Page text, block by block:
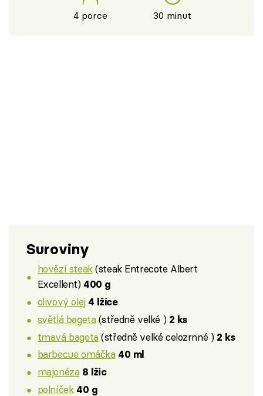
4 porce 30 minut
Suroviny
hovězí steak(steak Entrecote Albert
Excellent) 400 g
olivový olej 4 lžíce
světlá bageta(středně velké ) 2 ks
tmavá bageta(středně velké celozrnné ) 2 ks
barbecue omáčka 40 ml
majonéza 8 lžic
polníček 40 g